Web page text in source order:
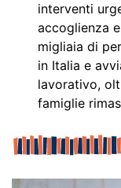
interventi
accoglienza
migliaia di
in Italia e
lavorativo,
famiglie